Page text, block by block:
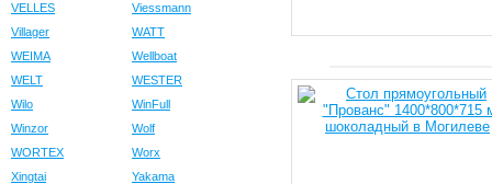
VELLES
Viessmann
Villager
WATT
WEIMA
Wellboat
WELT
WESTER
Wilo
WinFull
Winzor
Wolf
WORTEX
Worx
Xingtai
Yakama